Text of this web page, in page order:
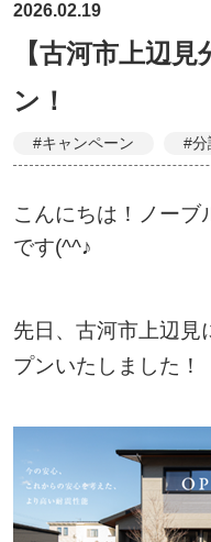
2026.02.19
【古河市上辺
ン！
#キャンペーン #分
こんにちは！ノーブ
です(^^♪
先日、古河市上辺見
プンいたしました！